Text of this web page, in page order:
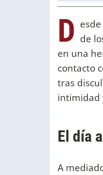
D de
en una
contacto
tras
intimidad
El día
A